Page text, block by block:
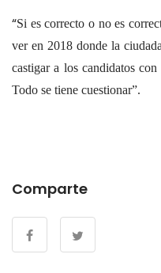
“Si es correcto o no es
ver en 2018 donde la
castigar a los candidatos
Todo se tiene cuestionar”.
Comparte